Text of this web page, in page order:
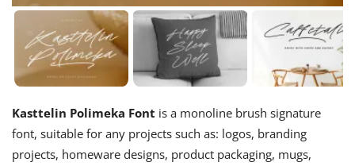
Kasttelin Polimeka Font is a monoline brush signature
font, suitable for any projects such as: logos, branding
projects, homeware designs, product packaging, mugs,